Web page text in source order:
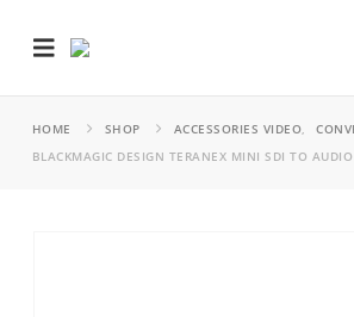
HOME SHOP ACCESSORIES VIDEO,
BLACKMAGIC DESIGN TERANEX MINI SDI TO